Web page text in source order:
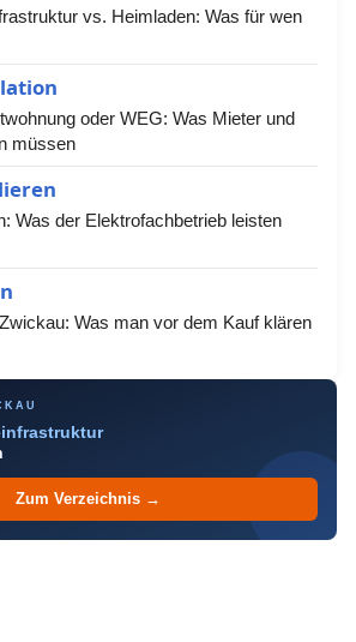
vs. Heimladen: Was für wen
oder WEG: Was Mieter und
müssen
Was der Elektrofachbetrieb leisten
Was man vor dem Kauf klären
Zum Verzeichnis →